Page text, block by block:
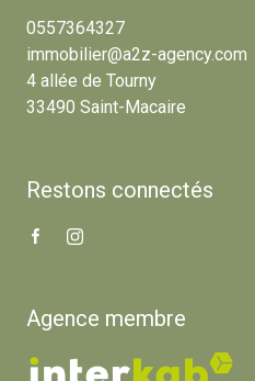
0557364327
immobilier@a2z-agency.com
4 allée de Tourny
33490 Saint-Macaire
Restons connectés
Agence membre